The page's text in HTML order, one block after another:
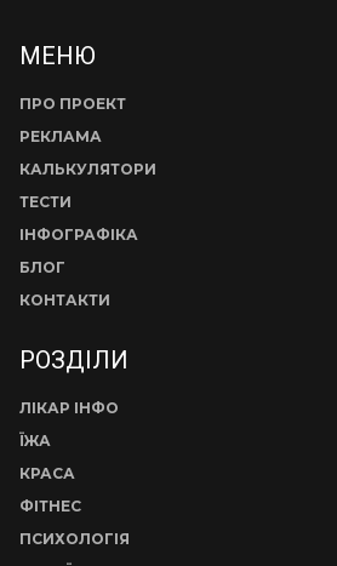
МЕНЮ
ПРО ПРОЕКТ
РЕКЛАМА
КАЛЬКУЛЯТОРИ
ТЕСТИ
ІНФОГРАФІКА
БЛОГ
КОНТАКТИ
РОЗДІЛИ
ЛІКАР ІНФО
ЇЖА
КРАСА
ФІТНЕС
ПСИХОЛОГІЯ